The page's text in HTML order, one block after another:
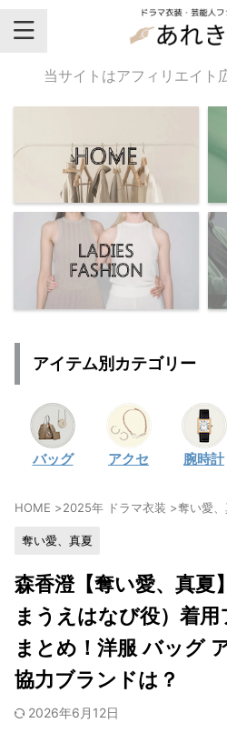
＼芸能人名・ドラマ名で検索♪／
気になるドラマ
ゃれなドラマ衣
チェックしてね♪
【よく検索されてる女性芸
・
広瀬すず
川口春奈
・ 石原さとみ
・広瀬アリス
永野芽郁
・波瑠
・奈緒
・
高畑充希
・
さとうほなみ
・
前田敦子
・水川あさみ
・田中みな実
当サイトはアフィリエイト
アイテム別カテゴリー
バッグ アクセ 腕時計
HOME >2025年 ドラマ衣装 >奪い愛
奪い愛、真夏
森香澄【奪い愛、真夏
まうえはなび役）着
まとめ！洋服 バッグ
協力ブランドは？
2026年6月12日